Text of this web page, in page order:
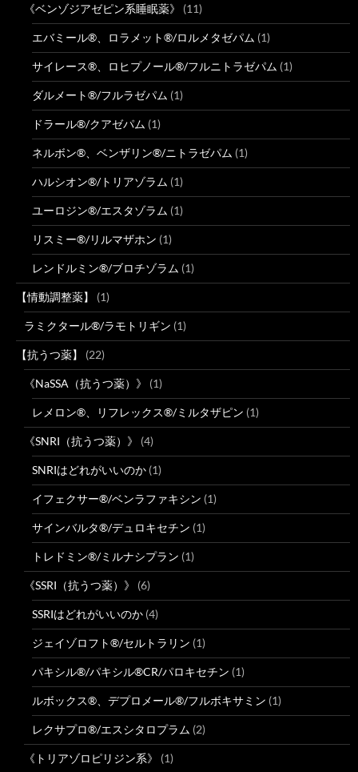
《ベンゾジアゼピン系睡眠薬》 (11)
エバミール®、ロラメット®/ロルメタゼパム (1)
サイレース®、ロヒプノール®/フルニトラゼパム (1)
ダルメート®/フルラゼパム (1)
ドラール®/クアゼパム (1)
ネルボン®、ベンザリン®/ニトラゼパム (1)
ハルシオン®/トリアゾラム (1)
ユーロジン®/エスタゾラム (1)
リスミー®/リルマザホン (1)
レンドルミン®/ブロチゾラム (1)
【情動調整薬】 (1)
ラミクタール®/ラモトリギン (1)
【抗うつ薬】 (22)
《NaSSA（抗うつ薬）》 (1)
レメロン®、リフレックス®/ミルタザピン (1)
《SNRI（抗うつ薬）》 (4)
SNRIはどれがいいのか (1)
イフェクサー®/ベンラファキシン (1)
サインバルタ®/デュロキセチン (1)
トレドミン®/ミルナシプラン (1)
《SSRI（抗うつ薬）》 (6)
SSRIはどれがいいのか (4)
ジェイゾロフト®/セルトラリン (1)
パキシル®/パキシル®CR/パロキセチン (1)
ルボックス®、デプロメール®/フルボキサミン (1)
レクサプロ®/エスシタロプラム (2)
《トリアゾロピリジン系》 (1)